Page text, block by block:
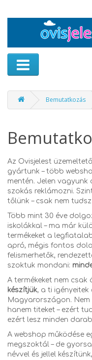
Bemutatkozás
Az Ovisjelest
gyártunk – több
mentén. Jelen
szokás reklámozni.
tőlünk – csak nem
Több mint 30 éve
iskolákkal – ma már
termékeket a
apró, mégis fontos
felismerhetők,
szoktuk mondani:
A termékeket nem csak
készítjük, a ti igényeitek
Magyarországon.
hanem titeket – ezért
ezért lesz minden
A webshop működése
megszoktál – de
névvel és jellel